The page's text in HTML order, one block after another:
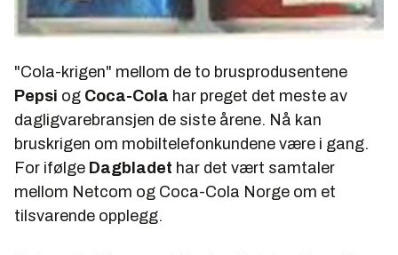
"Cola-krigen" mellom de to brusprodusentene
Pepsi og Coca-Cola har preget det meste av
dagligvarebransjen de siste årene. Nå kan
bruskrigen om mobiltelefonkundene være i gang.
For ifølge Dagbladet har det vært samtaler
mellom Netcom og Coca-Cola Norge om et
tilsvarende opplegg.